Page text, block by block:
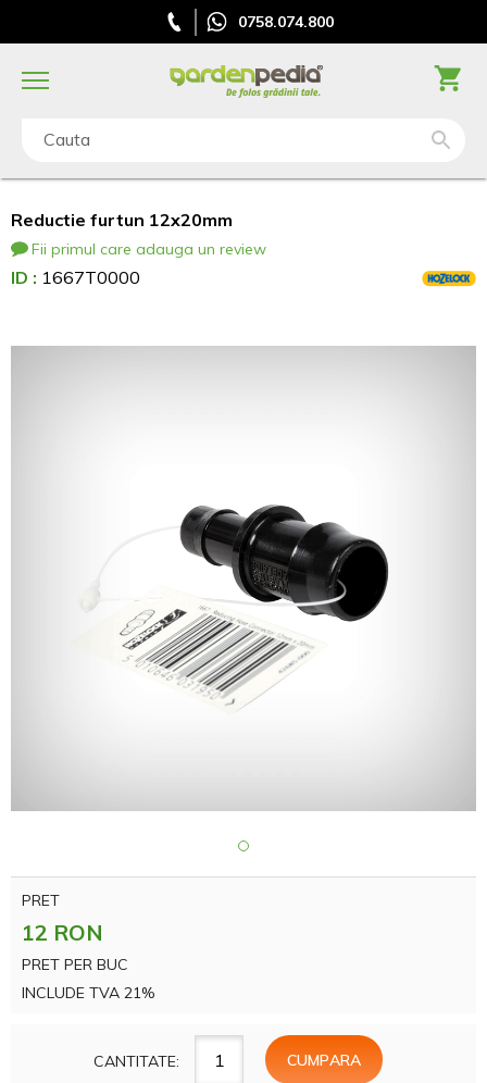
0758.074.800
Cauta
Reductie furtun 12x20mm
Fii primul care adauga un review
ID : 1667T0000
PRET
12 RON
PRET PER BUC
INCLUDE TVA 21%
CANTITATE: